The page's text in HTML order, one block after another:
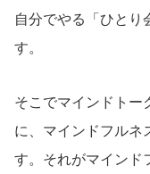
自分でやる「ひとり
す。
そこでマインドトー
に、マインドフルネ
す。それがマインド